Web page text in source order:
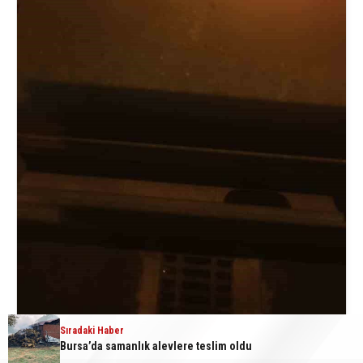
Sıradaki Haber
Bursa’da samanlık alevlere teslim oldu